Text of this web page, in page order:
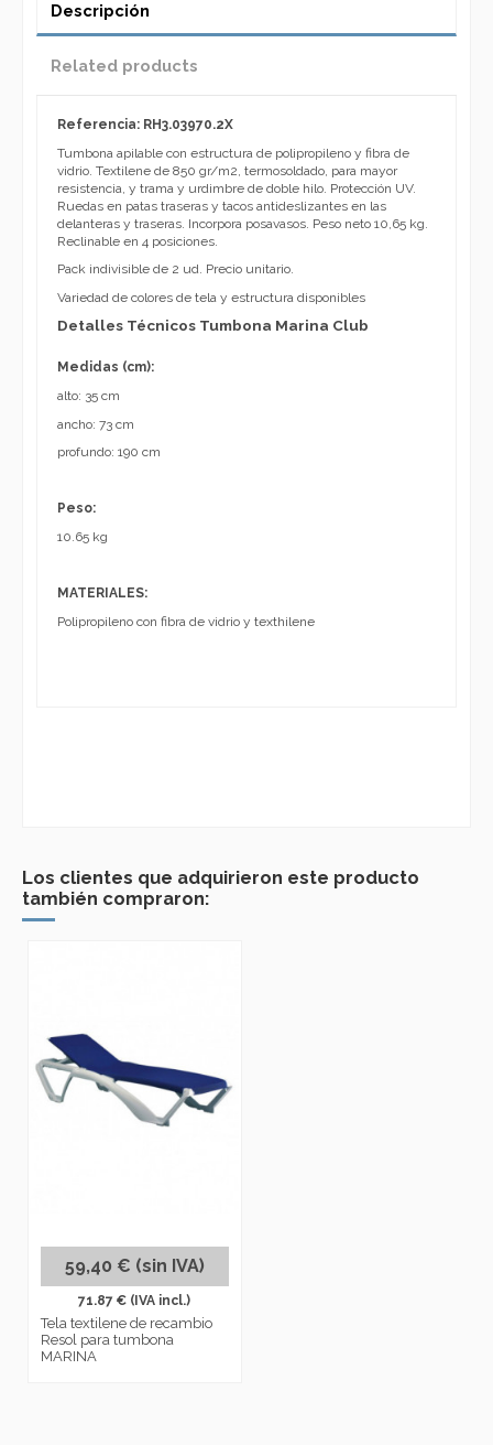
Descripción
Related products
Referencia: RH3.03970.2X
Tumbona apilable con estructura de polipropileno y fibra de
vidrio. Textilene de 850 gr/m2, termosoldado, para mayor
resistencia, y trama y urdimbre de doble hilo. Protección UV.
Ruedas en patas traseras y tacos antideslizantes en las
delanteras y traseras. Incorpora posavasos. Peso neto 10,65 kg.
Reclinable en 4 posiciones.
Pack indivisible de 2 ud. Precio unitario.
Variedad de colores de tela y estructura disponibles
Detalles Técnicos Tumbona Marina Club
Medidas (cm):
alto: 35 cm
ancho: 73 cm
profundo: 190 cm
Peso:
10.65 kg
MATERIALES:
Polipropileno con fibra de vidrio y texthilene
Los clientes que adquirieron este producto
también compraron:
59,40 € (sin IVA)
71.87 € (IVA incl.)
Tela textilene de recambio
Resol para tumbona
MARINA